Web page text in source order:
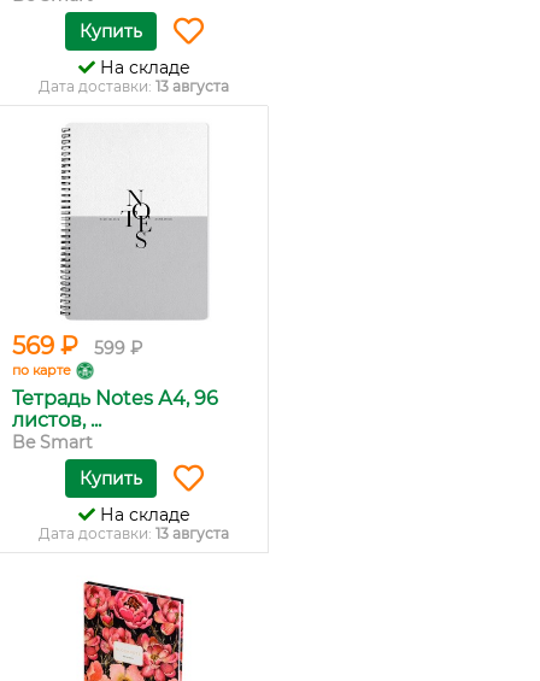
Купить
На складе
Дата доставки: 13 августа
569 ₽ 599 ₽
по карте
Тетрадь Notes А4, 96
листов, ...
Be Smart
Купить
На складе
Дата доставки: 13 августа